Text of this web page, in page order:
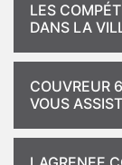
LES
DANS LA
COUVREUR
VOUS